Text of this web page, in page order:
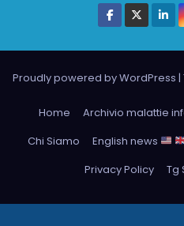
Proudly powered by WordPress |
Home Archivio malattie
Chi Siamo
English news
Privacy Policy
Tg